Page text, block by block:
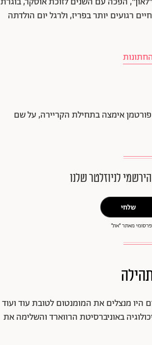
רגועים יותר בפריז, ולרגל יום הולדתה
אימצה בתחילת הקריירה, על שם
לניוזלטר שלנו
שלחי
מאתר ״את״
מנצלים את המומנטום לטובת עוד ועוד
באוניברסיטת הרווארד והשלימה את